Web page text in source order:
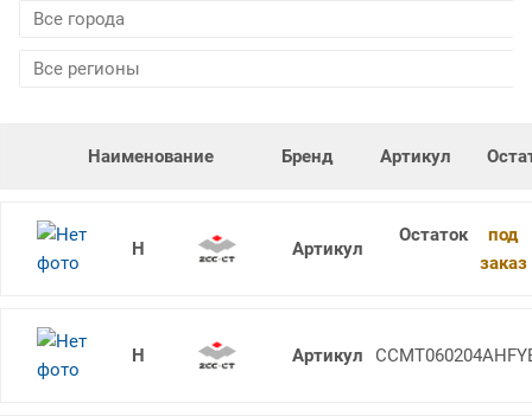
Наименование Бренд Артикул
CCMT060204-EF YBG205F
под
заказ
CCMT060204-AHF YB9320